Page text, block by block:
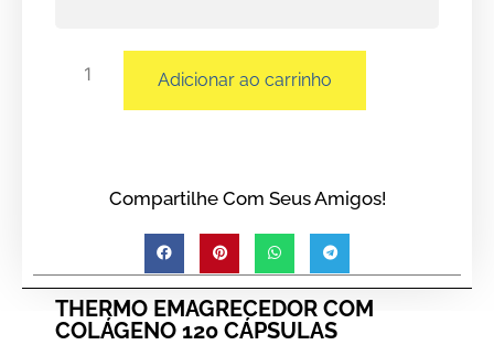
Adicionar ao carrinho
Compartilhe Com Seus Amigos!
THERMO EMAGRECEDOR COM
COLÁGENO 120 CÁPSULAS